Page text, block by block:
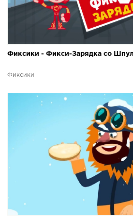
Фиксики - Фикси-Зарядка со
Фиксики